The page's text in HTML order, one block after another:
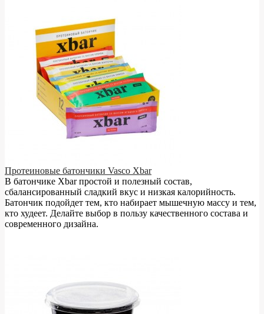
Протеиновые батончики Vasco Xbar
В батончике Xbar простой и полезный состав,
сбалансированный сладкий вкус и низкая калорийность.
Батончик подойдет тем, кто набирает мышечную массу и тем,
кто худеет. Делайте выбор в пользу качественного состава и
современного дизайна.